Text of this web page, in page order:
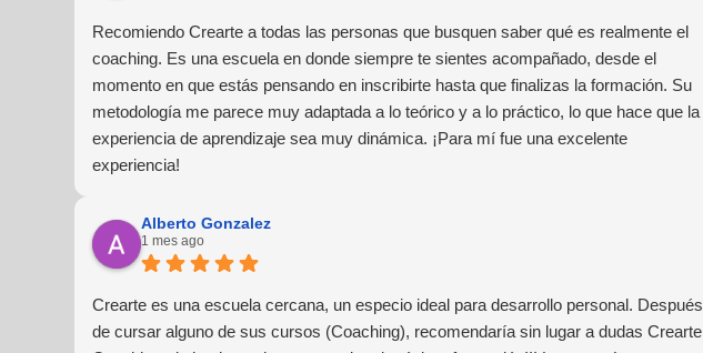
Recomiendo Crearte a todas las personas que busquen saber qué es realmente el
coaching. Es una escuela en donde siempre te sientes acompañado, desde el
momento en que estás pensando en inscribirte hasta que finalizas la formación. Su
metodología me parece muy adaptada a lo teórico y a lo práctico, lo que hace que la
experiencia de aprendizaje sea muy dinámica. ¡Para mí fue una excelente
experiencia!
Alberto Gonzalez
1 mes ago
Crearte es una escuela cercana, un especio ideal para desarrollo personal. Después
de cursar alguno de sus cursos (Coaching), recomendaría sin lugar a dudas Crearte